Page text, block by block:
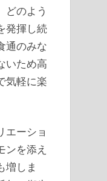
どのよう
発揮し続
通のみな
いため高
気軽に楽
エーショ
ンを添え
増しま